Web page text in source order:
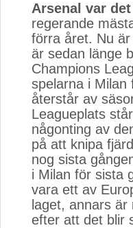
Arsenal var det
regerande
förra året. Nu
är sedan länge
Champions
spelarna i
återstår av
Leagueplats
någonting av
på att knipa
nog sista
i Milan för sista
vara ett av
laget, annars
efter att det blir